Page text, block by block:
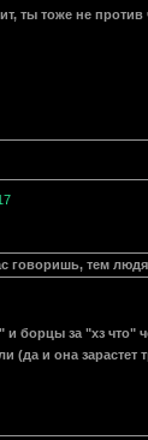
ты тоже не
говоришь, тем
борцы за "хз что"
(да и она зарастет